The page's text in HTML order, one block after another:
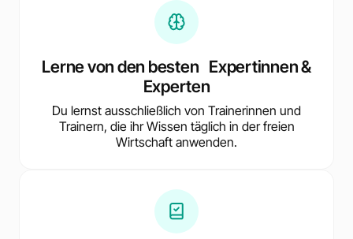
Lerne von den besten Expertinnen &
Experten
Du lernst ausschließlich von Trainerinnen und
Trainern, die ihr Wissen täglich in der freien
Wirtschaft anwenden.